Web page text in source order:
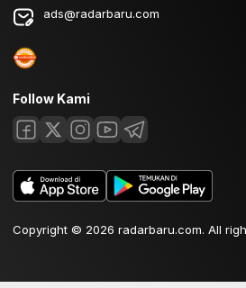
ads@radarbaru.com
Follow Kami
Copyright © 2026 radarbaru.com. All